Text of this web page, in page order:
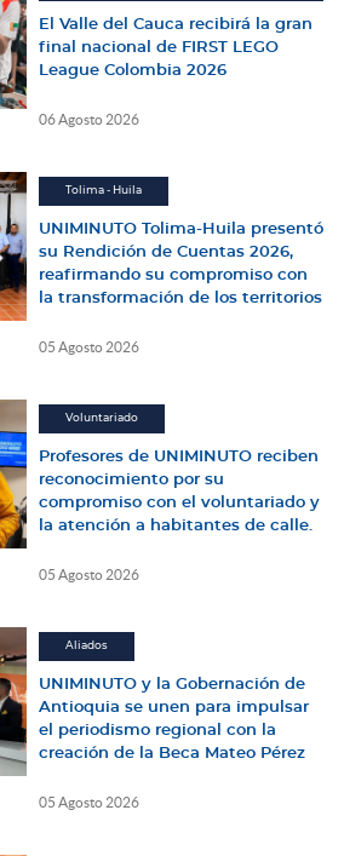
El Valle del Cauca recibirá la gran
final nacional de FIRST LEGO
League Colombia 2026
06 Agosto 2026
Tolima - Huila
UNIMINUTO Tolima-Huila presentó
su Rendición de Cuentas 2026,
reafirmando su compromiso con
la transformación de los territorios
05 Agosto 2026
Voluntariado
Profesores de UNIMINUTO reciben
reconocimiento por su
compromiso con el voluntariado y
la atención a habitantes de calle.
05 Agosto 2026
Aliados
UNIMINUTO y la Gobernación de
Antioquia se unen para impulsar
el periodismo regional con la
creación de la Beca Mateo Pérez
05 Agosto 2026